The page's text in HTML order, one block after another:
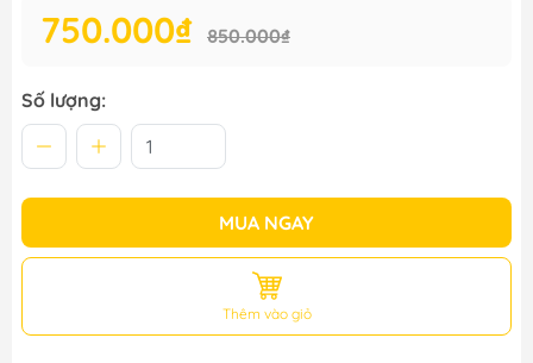
750.000₫ 850.000₫
Số lượng:
MUA NGAY
Thêm vào giỏ